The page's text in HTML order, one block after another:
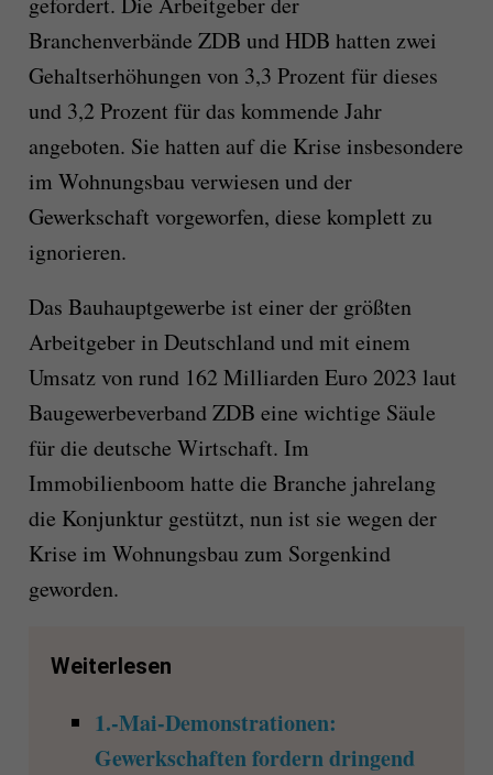
Branchenverbände ZDB und HDB hatten zwei
Gehaltserhöhungen von 3,3 Prozent für dieses
und 3,2 Prozent für das kommende Jahr
angeboten. Sie hatten auf die Krise insbesondere
im Wohnungsbau verwiesen und der
Gewerkschaft vorgeworfen, diese komplett zu
ignorieren.
Das Bauhauptgewerbe ist einer der größten
Arbeitgeber in Deutschland und mit einem
Umsatz von rund 162 Milliarden Euro 2023 laut
Baugewerbeverband ZDB eine wichtige Säule
für die deutsche Wirtschaft. Im
Immobilienboom hatte die Branche jahrelang
die Konjunktur gestützt, nun ist sie wegen der
Krise im Wohnungsbau zum Sorgenkind
geworden.
Weiterlesen
1.-Mai-Demonstrationen:
Gewerkschaften fordern dringend